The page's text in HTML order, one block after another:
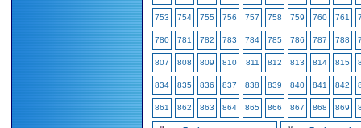
753 754 755 756 757 758 759 760 761
780 781 782 783 784 785 786 787 788
807 808 809 810 811 812 813 814 815
834 835 836 837 838 839 840 841 842
861 862 863 864 865 866 867 868 869